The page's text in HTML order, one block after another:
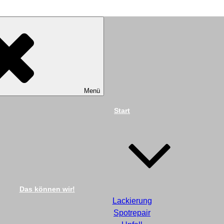
DIEKMANN
Menü
Start
Das können wir!
Lackierung
Spotrepair